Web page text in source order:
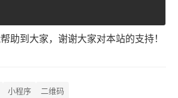
助到大家，谢谢大家对本站的支持！
小程序 二维码